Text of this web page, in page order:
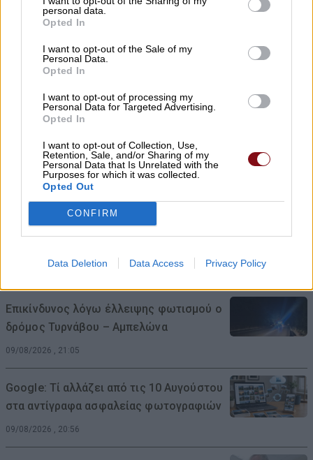
personal data.
Opted In
I want to opt-out of the Sale of my
Personal Data.
Opted In
I want to opt-out of processing my
Personal Data for Targeted Advertising.
Opted In
I want to opt-out of Collection, Use,
Retention, Sale, and/or Sharing of my
Personal Data that Is Unrelated with the
Purposes for which it was collected.
Opted Out
CONFIRM
Data Deletion Data Access Privacy Policy
Πέθανε ο σπουδαίος ηθοποιός Νίκος
Καλογερόπουλος σε ηλικία 74 ετών
Σήμερα Δευτέρα στη Λάρισα η κηδεία της
Ελένης Τσελίκα
10/08/2026 , 8:08
Την Παρασκευή 14/8 λαϊκή αγορά στον
Επικίνδυνος λόγω έλλειψης φωτισμού ο
δρόμος Τυρνάβου – Αμπελώνα
09/08/2026 , 21:05
Google: Τί αλλάζει από τις 10 Αυγούστου
στα αντίγραφα ασφαλείας φωτογραφιών
09/08/2026 , 20:56